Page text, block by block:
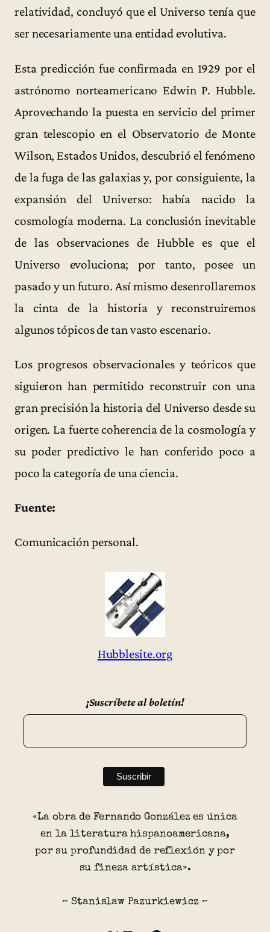
relatividad, concluyó que el Universo tenía que
ser necesariamente una entidad evolutiva.
Esta predicción fue confirmada en 1929 por el
astrónomo norteamericano Edwin P. Hubble.
Aprovechando la puesta en servicio del primer
gran telescopio en el Observatorio de Monte
Wilson, Estados Unidos, descubrió el fenómeno
de la fuga de las galaxias y, por consiguiente, la
expansión del Universo: había nacido la
cosmología moderna. La conclusión inevitable
de las observaciones de Hubble es que el
Universo evoluciona; por tanto, posee un
pasado y un futuro. Así mismo desenrollaremos
la cinta de la historia y reconstruiremos
algunos tópicos de tan vasto escenario.
Los progresos observacionales y teóricos que
siguieron han permitido reconstruir con una
gran precisión la historia del Universo desde su
origen. La fuerte coherencia de la cosmología y
su poder predictivo le han conferido poco a
poco la categoría de una ciencia.
Fuente:
Comunicación personal.
Hubblesite.org
¡Suscríbete al boletín!
«La obra de Fernando González es única
en la literatura hispanoamericana,
por su profundidad de reflexión y por
su fineza artística».
~ Stanislaw Pazurkiewicz ~